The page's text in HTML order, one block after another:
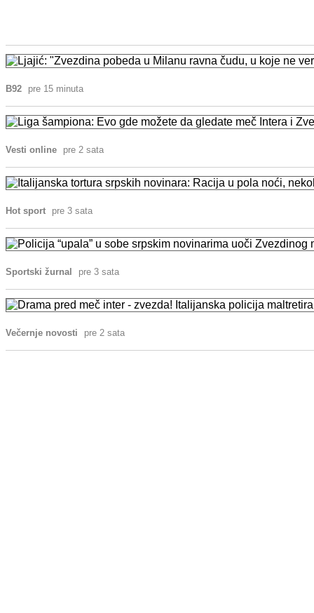
B92 pre 15 minuta
Vesti online pre 2 sata
Hot sport pre 3 sata
Sportski žurnal pre 3 sata
Večernje novosti pre 2 sata